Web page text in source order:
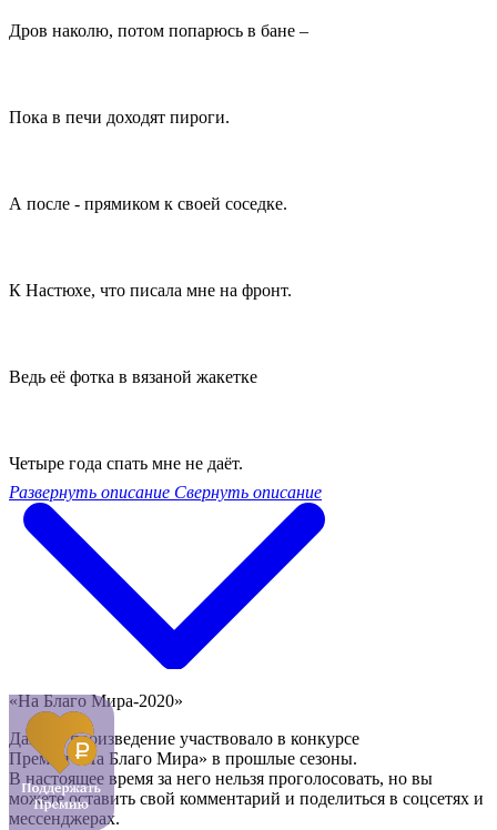
Дров наколю, потом попарюсь в бане –
Пока в печи доходят пироги.
А после - прямиком к своей соседке.
К Настюхе, что писала мне на фронт.
Ведь её фотка в вязаной жакетке
Четыре года спать мне не даёт.
Развернуть описание Свернуть описание
«На Благо Мира-2020»
Данное произведение участвовало в конкурсе
Премии «На Благо Мира» в прошлые сезоны.
В настоящее время за него нельзя проголосовать, но вы
можете оставить свой комментарий и поделиться в соцсетях и
мессенджерах.